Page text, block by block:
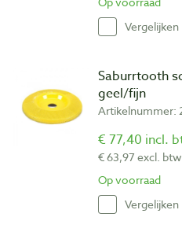
Vergelijken
Saburrtooth
geel/fijn
Artikelnummer:
€ 77,40 incl.
€ 63,97 excl. btw
Op voorraad
Vergelijken